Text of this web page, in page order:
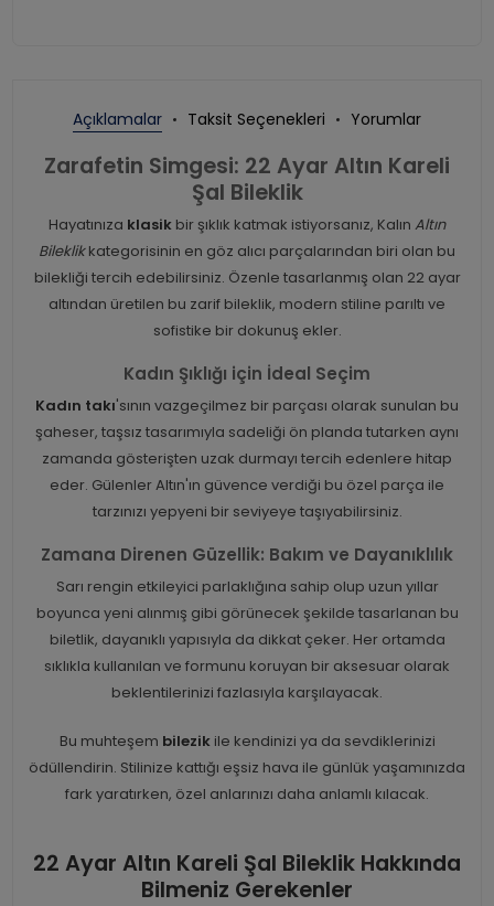
Açıklamalar Taksit Seçenekleri Yorumlar
Zarafetin Simgesi: 22 Ayar Altın Kareli
Şal Bileklik
Hayatınıza klasik bir şıklık katmak istiyorsanız, Kalın Altın
Bileklikkategorisinin en göz alıcı parçalarından biri olan bu
bilekliği tercih edebilirsiniz. Özenle tasarlanmış olan 22 ayar
altından üretilen bu zarif bileklik, modern stiline parıltı ve
sofistike bir dokunuş ekler.
Kadın Şıklığı için İdeal Seçim
Kadın takı'sının vazgeçilmez bir parçası olarak sunulan bu
şaheser, taşsız tasarımıyla sadeliği ön planda tutarken aynı
zamanda gösterişten uzak durmayı tercih edenlere hitap
eder. Gülenler Altın'ın güvence verdiği bu özel parça ile
tarzınızı yepyeni bir seviyeye taşıyabilirsiniz.
Zamana Direnen Güzellik: Bakım ve Dayanıklılık
Sarı rengin etkileyici parlaklığına sahip olup uzun yıllar
boyunca yeni alınmış gibi görünecek şekilde tasarlanan bu
biletlik, dayanıklı yapısıyla da dikkat çeker. Her ortamda
sıklıkla kullanılan ve formunu koruyan bir aksesuar olarak
beklentilerinizi fazlasıyla karşılayacak.
Bu muhteşem bilezikile kendinizi ya da sevdiklerinizi
ödüllendirin. Stilinize kattığı eşsiz hava ile günlük yaşamınızda
fark yaratırken, özel anlarınızı daha anlamlı kılacak.
22 Ayar Altın Kareli Şal Bileklik Hakkında
Bilmeniz Gerekenler